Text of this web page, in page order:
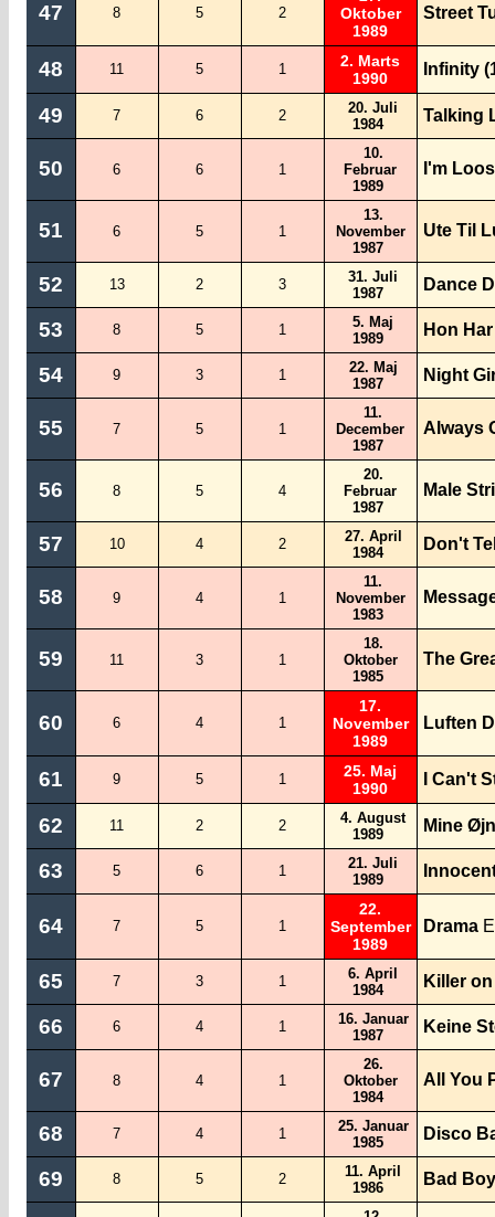
47 8 5 2
Oktober
1989
Street
48 11 5 1
2. Marts
1990
Infinity
49 7 6 2
20. Juli
1984
Talking
50 6 6 1
10.
Februar
1989
I'm
51 6 5 1
13.
November
1987
Ute Til
52 13 2 3
31. Juli
1987
Dance
53 8 5 1
5. Maj
1989
Hon
54 9 3 1
22. Maj
1987
Night
55 7 5 1
11.
December
1987
Always
56 8 5 4
20.
Februar
1987
Male
57 10 4 2
27. April
1984
Don't
58 9 4 1
11.
November
1983
59 11 3 1
18.
Oktober
1985
The
60 6 4 1
17.
November
1989
Luften
61 9 5 1
25. Maj
1990
I Can't
62 11 2 2
4. August
1989
Mine
63 5 6 1
21. Juli
1989
64 7 5 1
22.
September
1989
Drama
65 7 3 1
6. April
1984
Killer
66 6 4 1
16. Januar
1987
Keine
67 8 4 1
26.
Oktober
1984
All You
68 7 4 1
25. Januar
1985
Disco
69 8 5 2
11. April
1986
Bad Boy